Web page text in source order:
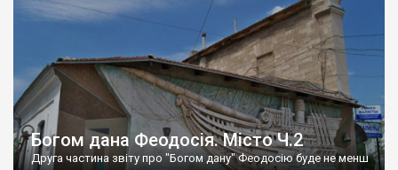
Богом дана Феодосія. Місто Ч.2
Друга частина звіту про "Богом дану" Феодосію буде не менш